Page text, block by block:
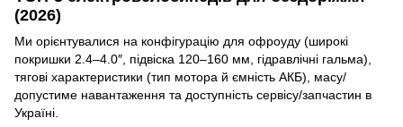
(2026)
Ми орієнтувалися на конфігурацію для офроуду (широкі
покришки 2.4–4.0″, підвіска 120–160 мм, гідравлічні гальма),
тягові характеристики (тип мотора й ємність АКБ), масу/
допустиме навантаження та доступність сервісу/запчастин в
Україні.